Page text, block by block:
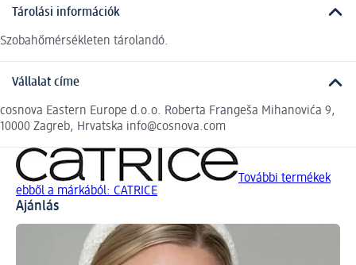
Tárolási információk
Szobahőmérsékleten tárolandó.
Vállalat címe
cosnova Eastern Europe d.o.o. Roberta Frangeša Mihanovića 9,
10000 Zagreb, Hrvatska info@cosnova.com
További termékek
ebből a márkából: CATRICE
Ajánlás